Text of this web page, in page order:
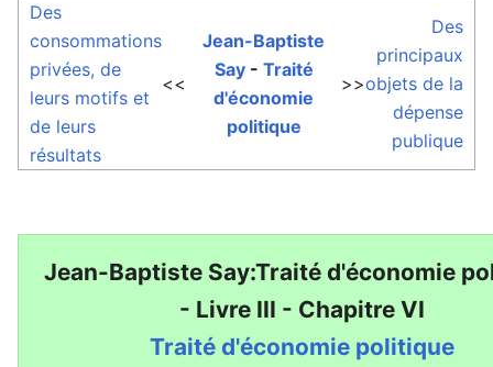
Des
consommations
privées, de
leurs motifs et
de leurs
résultats
<<
Jean-Baptiste
Say- Traité
d'économie
politique
>>
Des
principaux
objets de la
dépense
publique
Jean-Baptiste Say:Traité d'économie
- Livre III - Chapitre VI
Traité d'économie politique